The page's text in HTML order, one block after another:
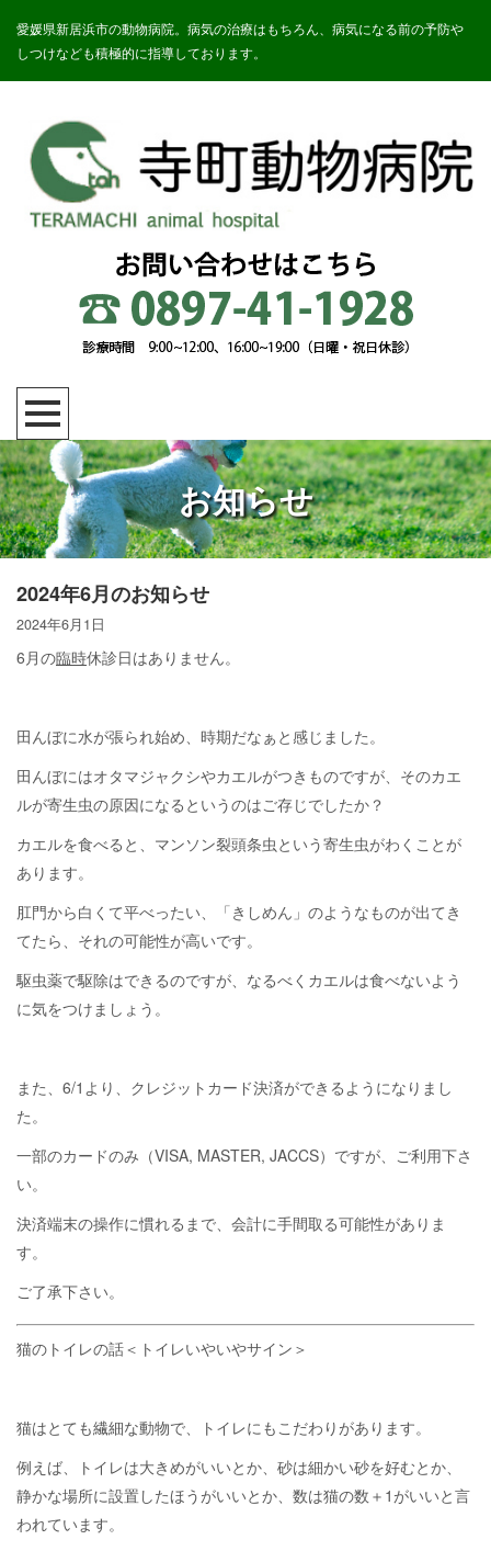
愛媛県新居浜市の動物病院。病気の治療はもちろん、病気になる前の予防や
しつけなども積極的に指導しております。
お知らせ
2024年6月のお知らせ
2024年6月1日
6月の臨時休診日はありません。
田んぼに水が張られ始め、時期だなぁと感じました。
田んぼにはオタマジャクシやカエルがつきものですが、そのカエ
ルが寄生虫の原因になるというのはご存じでしたか？
カエルを食べると、マンソン裂頭条虫という寄生虫がわくことが
あります。
肛門から白くて平べったい、「きしめん」のようなものが出てき
てたら、それの可能性が高いです。
駆虫薬で駆除はできるのですが、なるべくカエルは食べないよう
に気をつけましょう。
また、6/1より、クレジットカード決済ができるようになりまし
た。
一部のカードのみ（VISA, MASTER, JACCS）ですが、ご利用下さ
い。
決済端末の操作に慣れるまで、会計に手間取る可能性がありま
す。
ご了承下さい。
猫のトイレの話＜トイレいやいやサイン＞
猫はとても繊細な動物で、トイレにもこだわりがあります。
例えば、トイレは大きめがいいとか、砂は細かい砂を好むとか、
静かな場所に設置したほうがいいとか、数は猫の数＋1がいいと言
われています。